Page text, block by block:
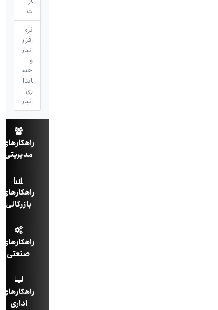
ت
نرم
افزار
انبار
حس
ابدا
ری
انبار
راهکارهای
مدیریتی
راهکارهای
بازرگانی
راهکارهای
صنعتی
راهکارهای
اداری